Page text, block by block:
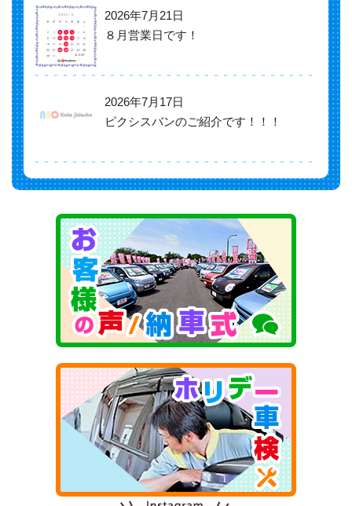
2026年7月21日
８月営業日です！
2026年7月17日
ピクシスバンのご紹介です！！！